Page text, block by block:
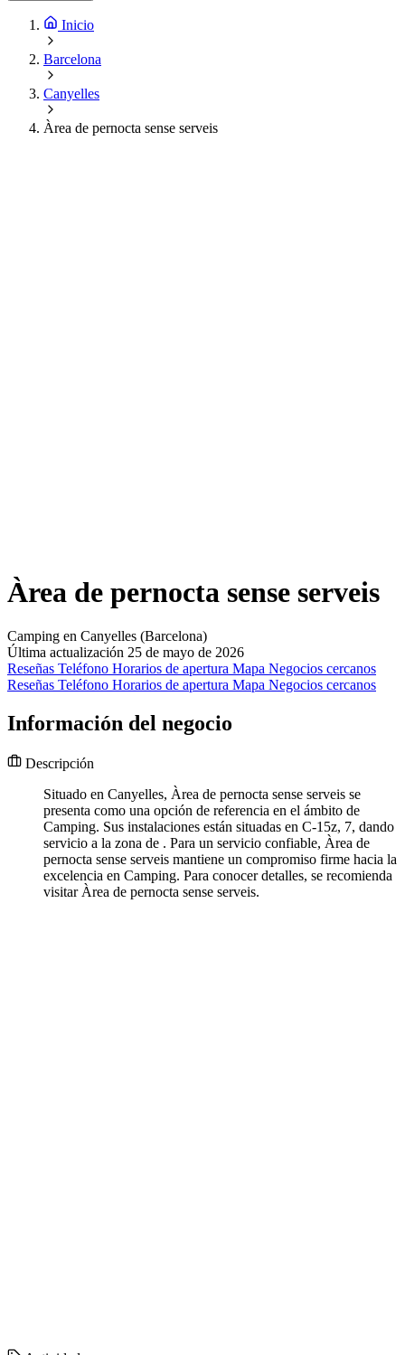
Inicio
Barcelona
Canyelles
Àrea de pernocta sense serveis
Àrea de pernocta sense serveis
Camping en Canyelles (Barcelona)
Última actualización 25 de mayo de 2026
Reseñas Teléfono Horarios de apertura Mapa Negocios cercanos
Reseñas Teléfono Horarios de apertura Mapa Negocios cercanos
Información del negocio
Descripción
Situado en Canyelles, Àrea de pernocta sense serveis se
presenta como una opción de referencia en el ámbito de
Camping. Sus instalaciones están situadas en C-15z, 7, dando
servicio a la zona de . Para un servicio confiable, Àrea de
pernocta sense serveis mantiene un compromiso firme hacia la
excelencia en Camping. Para conocer detalles, se recomienda
visitar Àrea de pernocta sense serveis.